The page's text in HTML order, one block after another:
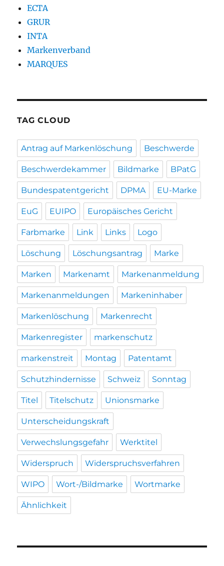
ECTA
GRUR
INTA
Markenverband
MARQUES
TAG CLOUD
Antrag auf Markenlöschung Beschwerde
Beschwerdekammer Bildmarke BPatG
Bundespatentgericht DPMA EU-Marke
EuG EUIPO Europäisches Gericht
Farbmarke Link Links Logo
Löschung Löschungsantrag Marke
Marken Markenamt Markenanmeldung
Markenanmeldungen Markeninhaber
Markenlöschung Markenrecht
Markenregister markenschutz
markenstreit Montag Patentamt
Schutzhindernisse Schweiz Sonntag
Titel Titelschutz Unionsmarke
Unterscheidungskraft
Verwechslungsgefahr Werktitel
Widerspruch Widerspruchsverfahren
WIPO Wort-/Bildmarke Wortmarke
Ähnlichkeit